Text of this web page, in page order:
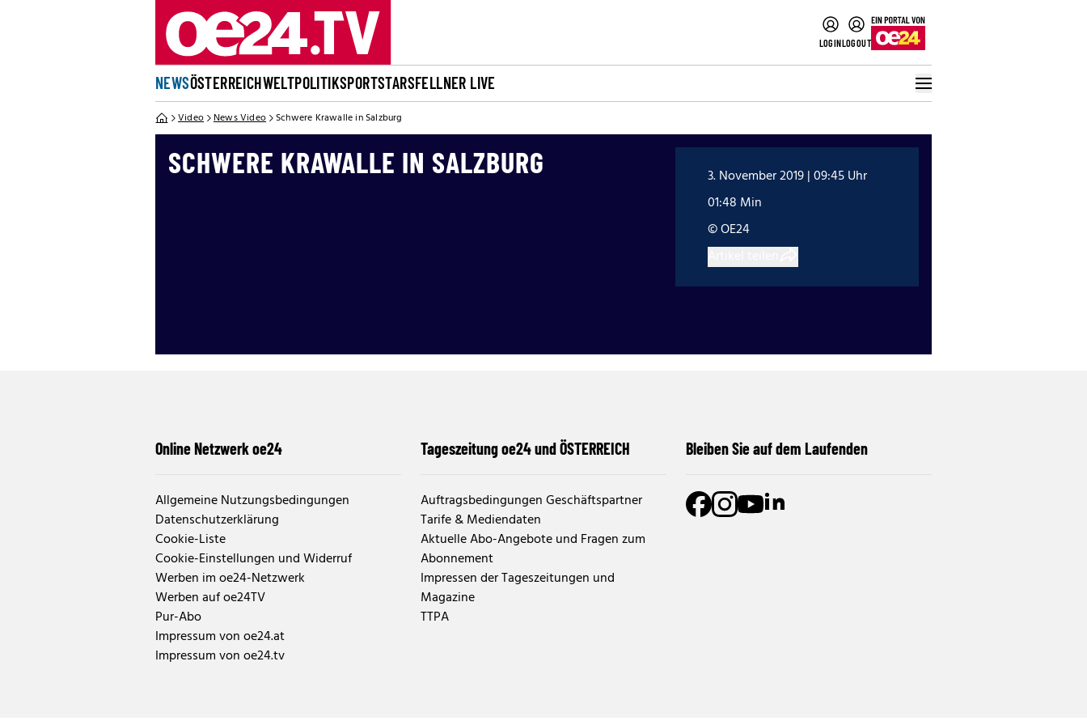
LOGINLOGOUT
NEWSÖSTERREICHWELTPOLITIKSPORTSTARSFELLNER LIVE
Video News Video Schwere Krawalle in Salzburg
SCHWERE KRAWALLE IN SALZBURG
3. November 2019 | 09:45 Uhr
01:48 Min
© OE24
Online Netzwerk oe24
Allgemeine Nutzungsbedingungen
Datenschutzerklärung
Cookie-Liste
Cookie-Einstellungen und Widerruf
Werben im oe24-Netzwerk
Werben auf oe24TV
Pur-Abo
Impressum von oe24.at
Impressum von oe24.tv
Tageszeitung oe24 und ÖSTERREICH
Auftragsbedingungen Geschäftspartner
Tarife & Mediendaten
Aktuelle Abo-Angebote und Fragen zum
Abonnement
Impressen der Tageszeitungen und
Magazine
TTPA
Bleiben Sie auf dem Laufenden